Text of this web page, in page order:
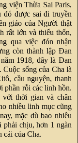
viện Thừa Sai Paris,
đó được sai đi truyền
giáo của Người thật
rất lớn và thiếu thốn,
qua việc đón nhận
còn thành lập Đan
1918, đây là Đan
sống của Cha là
cầu nguyện, thanh
phần rỗi các linh hồn.
với thời gian và chân
nhiều linh mục cũng
mặc dù bao nhiêu
phải chịu, hơn 1 ngàn
cái của Cha.